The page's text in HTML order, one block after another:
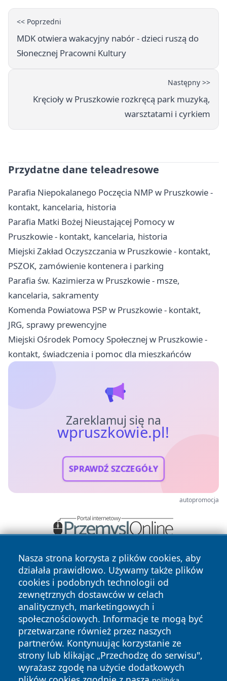
<< Poprzedni
MDK otwiera wakacyjny nabór - dzieci ruszą do
Słonecznej Pracowni Kultury
Następny >>
Kręcioły w Pruszkowie rozkręcą park muzyką,
warsztatami i cyrkiem
Przydatne dane teleadresowe
Parafia Niepokalanego Poczęcia NMP w Pruszkowie -
kontakt, kancelaria, historia
Parafia Matki Bożej Nieustającej Pomocy w
Pruszkowie - kontakt, kancelaria, historia
Miejski Zakład Oczyszczania w Pruszkowie - kontakt,
PSZOK, zamówienie kontenera i parking
Parafia św. Kazimierza w Pruszkowie - msze,
kancelaria, sakramenty
Komenda Powiatowa PSP w Pruszkowie - kontakt,
JRG, sprawy prewencyjne
Miejski Ośrodek Pomocy Społecznej w Pruszkowie -
kontakt, świadczenia i pomoc dla mieszkańców
Zareklamuj się na
wpruszkowie.pl!
SPRAWDŹ SZCZEGÓŁY
autopromocja
Nasza strona korzysta z plików cookies, aby
działała prawidłowo. Używamy także plików
cookies i podobnych technologii od
zewnętrznych dostawców w celach
analitycznych, marketingowych i
społecznościowych. Informacje te mogą być
przetwarzane również przez naszych
partnerów. Kontynuując korzystanie ze
strony lub klikając „Przechodzę do serwisu",
wyrażasz zgodę na użycie dodatkowych
Copyright © 2026 wpruszkowie.pl Wszystkie prawa
zastrzeżone.
News Autorzy
Polityka
Prywatności
Polityka
Cookies